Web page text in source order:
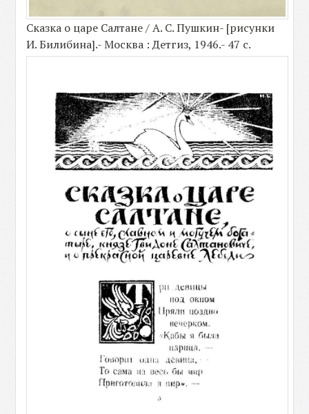
Сказка о царе Салтане / А. С. Пушкин- [рисунки
И. Билибина].- Москва : Детгиз, 1946.- 47 с.